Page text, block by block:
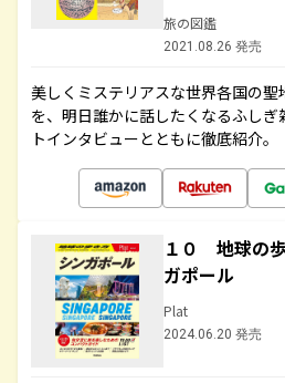
旅の図鑑
2021.08.26 発売
美しくミステリアスな世界各国の
を、明日誰かに話したくなるふし
トインタビューとともに徹底紹介。
１０ 地球の
ガポール
Plat
2024.06.20 発売